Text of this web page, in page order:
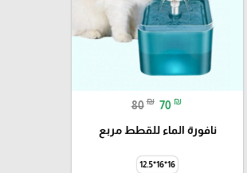
80 ₪ 70 ₪
نافورة الماء للقطط مربع
16*16*12.5